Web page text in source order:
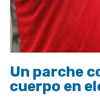
Un parche
cuerpo en